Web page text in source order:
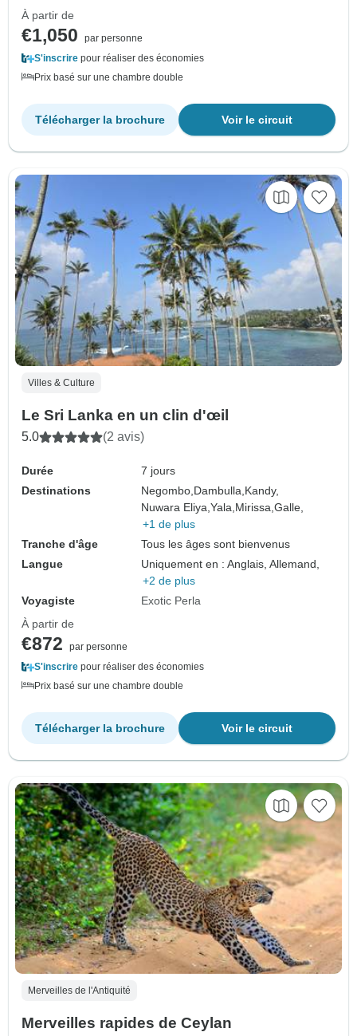
À partir de
€1,050
par personne
S'inscrire pour réaliser des économies
Prix basé sur une chambre double
Voir le circuit
Télécharger la brochure
Villes & Culture
Le Sri Lanka en un clin d'œil
5.0 (2 avis)
Durée
7 jours
Destinations
Negombo, Dambulla, Kandy,
Nuwara Eliya,Yala, Mirissa,Galle,
+1 de plus
Tranche d'âge
Tous les âges sont bienvenus
Langue
Uniquement en : Anglais, Allemand,
+2 de plus
Voyagiste
Exotic Perla
À partir de
€872
par personne
S'inscrire pour réaliser des économies
Prix basé sur une chambre double
Voir le circuit
Télécharger la brochure
Merveilles de l'Antiquité
Merveilles rapides de Ceylan